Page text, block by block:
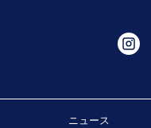
ニュース